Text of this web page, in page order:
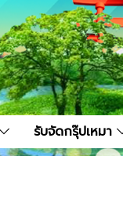
รับจัดกรุ๊ปเหมา